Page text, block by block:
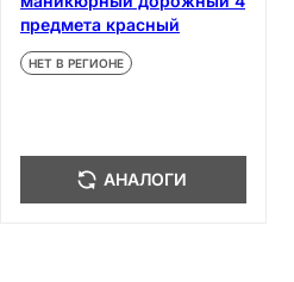
предмета красный
НЕТ В РЕГИОНЕ
АНАЛОГИ